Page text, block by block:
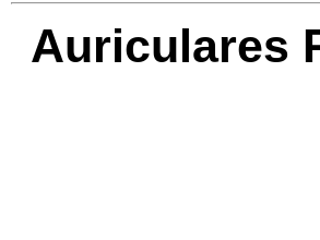
Auriculares